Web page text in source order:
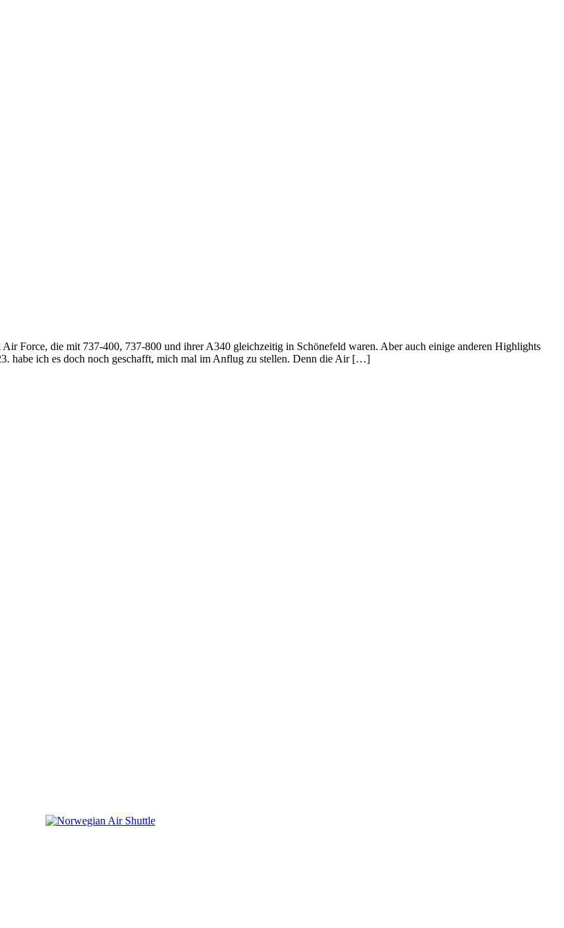
Force, die mit 737-400, 737-800 und ihrer A340 gleichzeitig in Schönefeld waren. Aber auch einige anderen Highlights
habe ich es doch noch geschafft, mich mal im Anflug zu stellen. Denn die Air […]